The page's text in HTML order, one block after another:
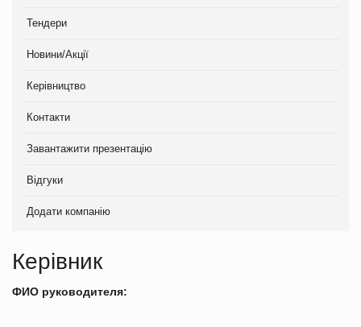
Тендери
Новини/Акції
Керівництво
Контакти
Завантажити презентацію
Відгуки
Додати компанію
Керівник
ФИО руководителя: